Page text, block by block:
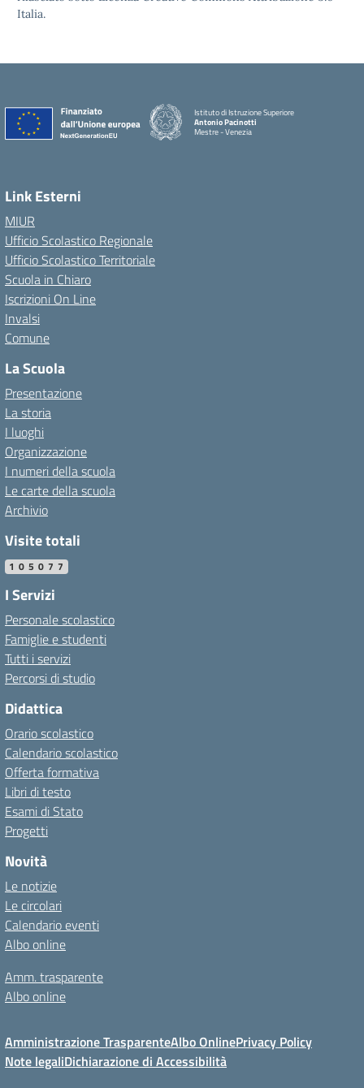
Italia.
Istituto di Istruzione Superiore
Antonio Pacinotti
Mestre - Venezia
Link Esterni
MIUR
Ufficio Scolastico Regionale
Ufficio Scolastico Territoriale
Scuola in Chiaro
Iscrizioni On Line
Invalsi
Comune
La Scuola
Presentazione
La storia
I luoghi
Organizzazione
I numeri della scuola
Le carte della scuola
Archivio
Visite totali
105077
I Servizi
Personale scolastico
Famiglie e studenti
Tutti i servizi
Percorsi di studio
Didattica
Orario scolastico
Calendario scolastico
Offerta formativa
Libri di testo
Esami di Stato
Progetti
Novità
Le notizie
Le circolari
Calendario eventi
Albo online
Amm. trasparente
Albo online
Amministrazione TrasparenteAlbo OnlinePrivacy Policy
Note legaliDichiarazione di Accessibilità